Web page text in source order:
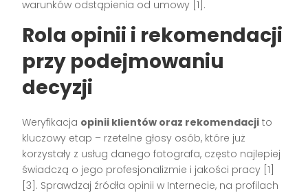
warunków odstąpienia od umowy [1] .
Rola opinii i rekomendacji
przy podejmowaniu
decyzji
Weryfikacja opinii klientów oraz rekomendacji to
kluczowy etap – rzetelne głosy osób, które już
korzystały z usług danego fotografa, często najlepiej
świadczą o jego profesjonalizmie i jakości pracy [1]
[3] . Sprawdzaj źródła opinii w Internecie, na profilach